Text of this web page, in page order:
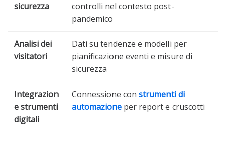
sicurezza
controlli nel contesto post-
pandemico
Analisi dei
visitatori
Dati su tendenze e modelli per
pianificazione eventi e misure di
sicurezza
Integrazion
e strumenti
digitali
Connessione con strumenti di
automazione per report e cruscotti